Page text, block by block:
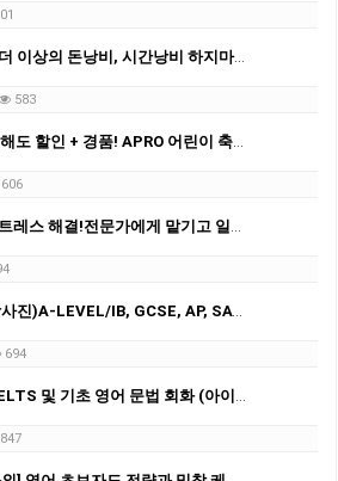
이상의 돈낭비, 시간낭비 하지마세요
583
경품! APRO 어린이 축구 아카데미 5주년 특별 이벤트⚽⚽⚽
606
결!전문가에게 맡기고 일과 공부에 집중하세요
AP, SAT, GPA 전 교과 수업, 명문대 출신 강사진, 대치동 소재 INSPIRICA ACADEMY
694
및 기초 영어 문법 회화 (아이엘츠)
847